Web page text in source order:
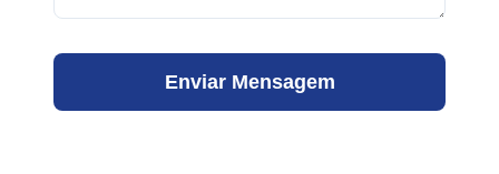
Enviar Mensagem